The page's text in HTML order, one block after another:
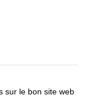
sur le bon site web